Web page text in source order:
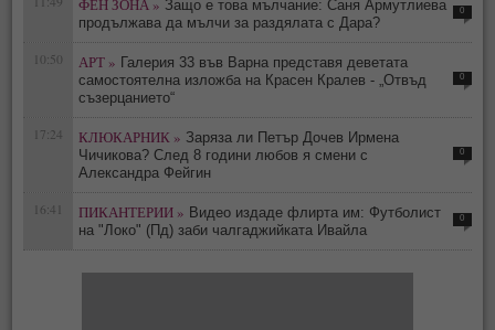
ФЕН ЗОНА » Защо е това мълчание: Саня Армутлиева
продължава да мълчи за раздялата с Дара?
0
10:50 АРТ » Галерия 33 във Варна представя деветата
самостоятелна изложба на Красен Кралев - „Отвъд
съзерцанието“
0
17:24 КЛЮКАРНИК » Заряза ли Петър Дочев Ирмена
Чичикова? След 8 години любов я смени с
Александра Фейгин
0
16:41 ПИКАНТЕРИИ » Видео издаде флирта им: Футболист
на "Локо" (Пд) заби чалгаджийката Ивайла
0